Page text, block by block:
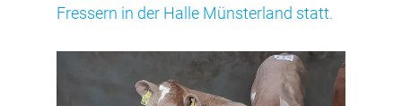
Fressern in der Halle Münsterland statt.